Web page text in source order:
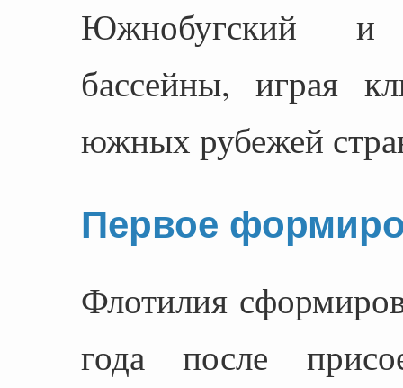
Южнобугский и
бассейны, играя
южных рубежей
Первое
Флотилия
года после